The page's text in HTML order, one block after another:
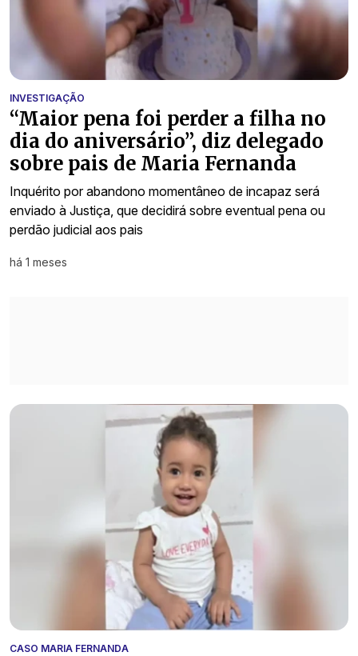
INVESTIGAÇÃO
“Maior pena foi perder a filha no
dia do aniversário”, diz delegado
sobre pais de Maria Fernanda
Inquérito por abandono momentâneo de incapaz será
enviado à Justiça, que decidirá sobre eventual pena ou
perdão judicial aos pais
há 1 meses
CASO MARIA FERNANDA